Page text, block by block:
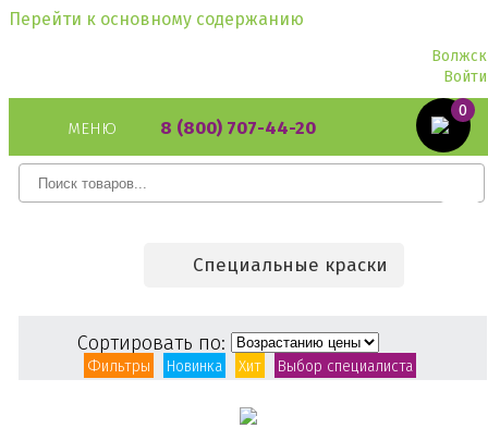
Перейти к основному содержанию
Волжск
Войти
МЕНЮ 8 (800) 707-44-20
0
Специальные краски
Сортировать по:
Фильтры Новинка Хит Выбор специалиста